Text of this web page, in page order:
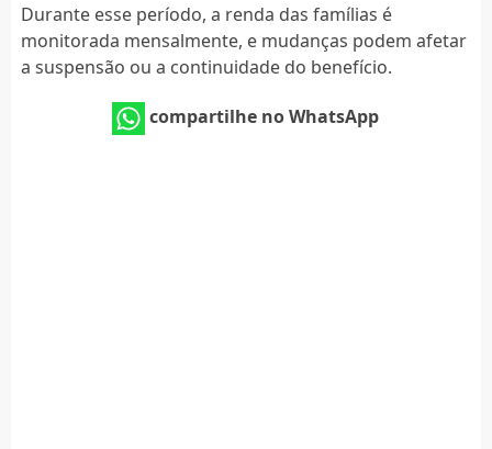
Durante esse período, a renda das famílias é
monitorada mensalmente, e mudanças podem afetar
a suspensão ou a continuidade do benefício.
compartilhe no WhatsApp